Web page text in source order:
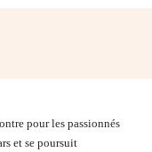
pour les passionnés
et se poursuit